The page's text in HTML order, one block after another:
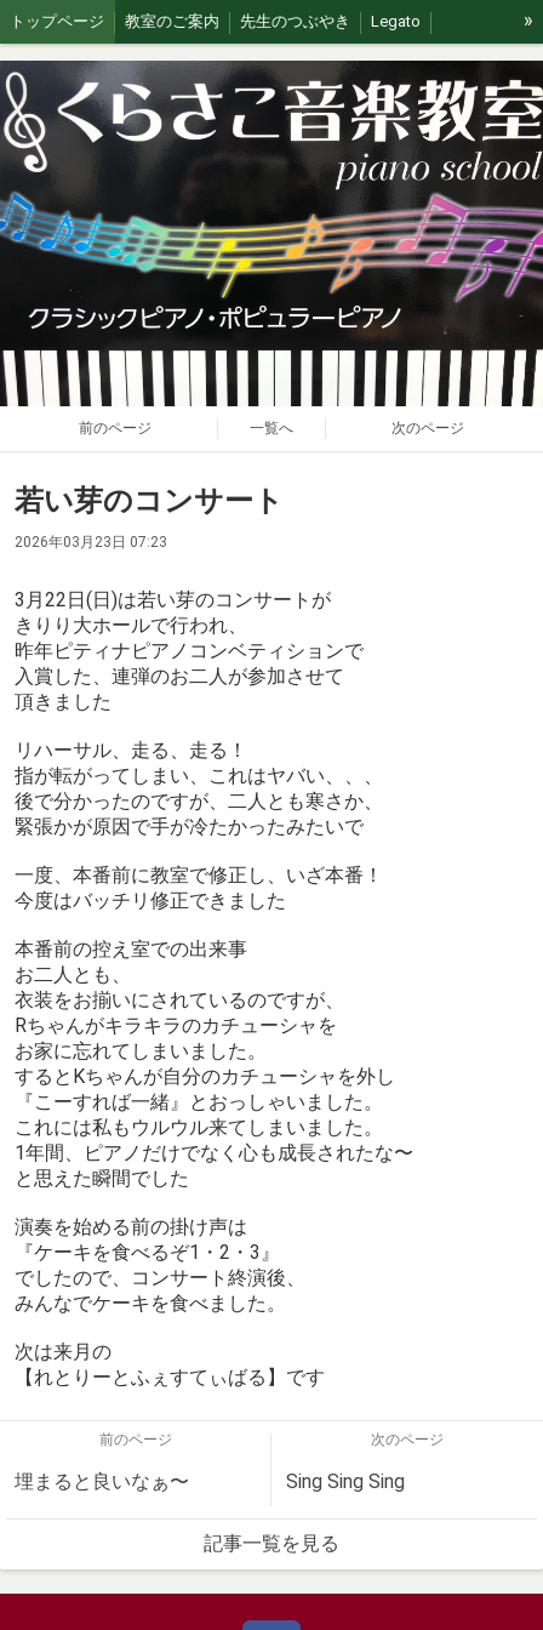
トップページ 教室のご案内 先生のつぶやき Legato
イベント/無料体験 ブログ J&G ステージの思い出
»
前のページ 一覧へ 次のページ
若い芽のコンサート
2026年03月23日 07:23
3月22日(日)は若い芽のコンサートが
きりり大ホールで行われ、
昨年ピティナピアノコンベティションで
入賞した、連弾のお二人が参加させて
頂きました
リハーサル、走る、走る！
指が転がってしまい、これはヤバい、、、
後で分かったのですが、二人とも寒さか、
緊張かが原因で手が冷たかったみたいで
一度、本番前に教室で修正し、いざ本番！
今度はバッチリ修正できました
本番前の控え室での出来事
お二人とも、
衣装をお揃いにされているのですが、
Rちゃんがキラキラのカチューシャを
お家に忘れてしまいました。
するとKちゃんが自分のカチューシャを外し
『こーすれば一緒』とおっしゃいました。
これには私もウルウル来てしまいました。
1年間、ピアノだけでなく心も成長されたな〜
と思えた瞬間でした
演奏を始める前の掛け声は
『ケーキを食べるぞ1・2・3』
でしたので、コンサート終演後、
みんなでケーキを食べました。
次は来月の
【れとりーとふぇすてぃばる】です
前のページ
埋まると良いなぁ〜
次のページ
Sing Sing Sing
記事一覧を見る